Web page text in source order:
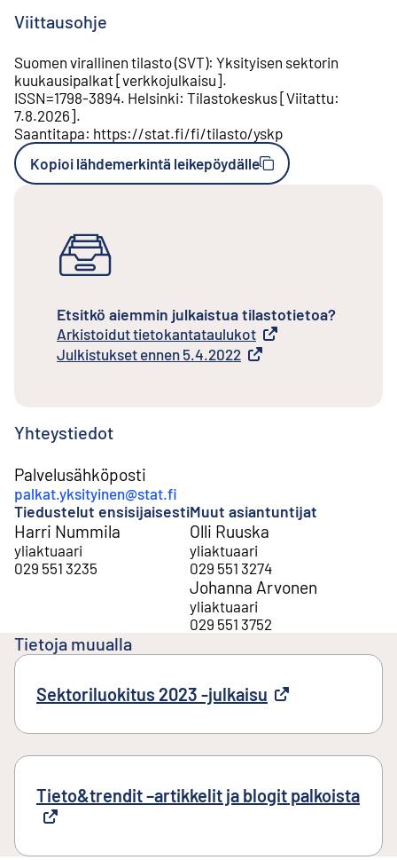
Viittausohje
Suomen virallinen tilasto (SVT): Yksityisen sektorin
kuukausipalkat[verkkojulkaisu].
ISSN=1798-3894. Helsinki: Tilastokeskus[Viitattu:
7.8.2026].
Saantitapa: https://stat.fi/fi/tilasto/yskp
Kopioi lähdemerkintä leikepöydälle
Etsitkö aiemmin julkaistua tilastotietoa?
Arkistoidut tietokantataulukot
Ulkoinen linkki
Julkistukset ennen 5.4.2022
Ulkoinen linkki
Yhteystiedot
Palvelusähköposti
palkat.yksityinen@stat.fi
Tiedustelut ensisijaisesti
Harri Nummila
yliaktuaari
029 551 3235
Muut asiantuntijat
Olli Ruuska
yliaktuaari
029 551 3274
Johanna Arvonen
yliaktuaari
029 551 3752
Tietoja muualla
Sektoriluokitus 2023 -julkaisu Ulkoinen linkki
Tieto&trendit –artikkelit ja blogit palkoista